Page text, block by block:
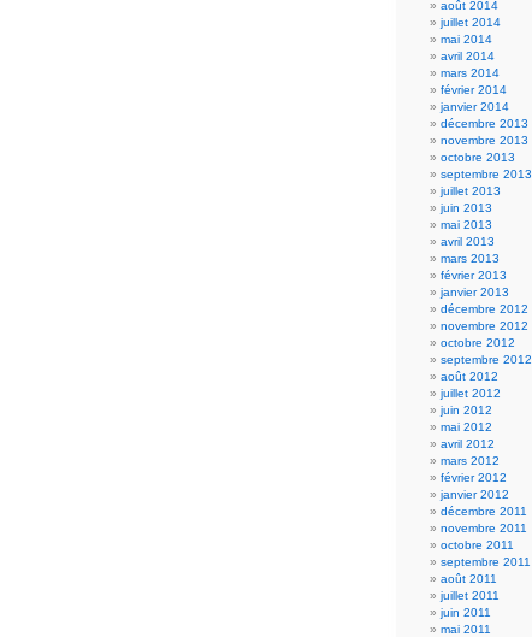
août 2014
juillet 2014
mai 2014
avril 2014
mars 2014
février 2014
janvier 2014
décembre 2013
novembre 2013
octobre 2013
septembre 2013
juillet 2013
juin 2013
mai 2013
avril 2013
mars 2013
février 2013
janvier 2013
décembre 2012
novembre 2012
octobre 2012
septembre 2012
août 2012
juillet 2012
juin 2012
mai 2012
avril 2012
mars 2012
février 2012
janvier 2012
décembre 2011
novembre 2011
octobre 2011
septembre 2011
août 2011
juillet 2011
juin 2011
mai 2011